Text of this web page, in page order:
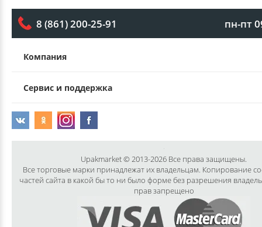
8 (861) 200-25-91 пн-пт
Компания
Сервис и поддержка
Upakmarket © 2013-2026 Все права защищены.
Все торговые марки принадлежат их владельцам. Копирование
частей сайта в какой бы то ни было форме без разрешения
прав запрещено